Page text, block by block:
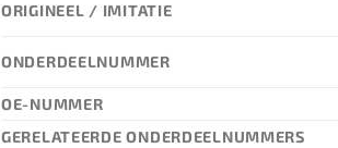
ORIGINEEL / IMITATIE
ONDERDEELNUMMER
OE-NUMMER
GERELATEERDE ONDERDEELNUMMERS